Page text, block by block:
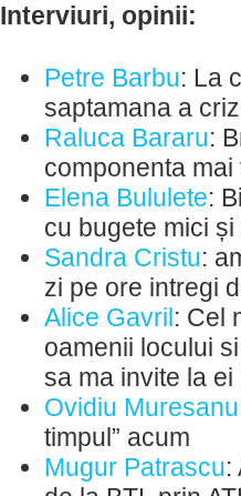
Interviuri, opinii:
Petre Barbu: La
saptamana a
Raluca Bararu:
componenta mai
Elena Bululete:
cu bugete mici
Sandra Cristu:
zi pe ore intregi
Alice Gavril: Cel
oamenii locului
sa ma invite la
Ovidiu Muresanu
timpul” acum
Mugur Patrascu: